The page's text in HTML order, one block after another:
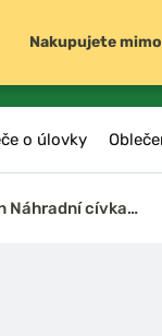
o úlovky
Náhradní cívka…
Nakupujete mimo